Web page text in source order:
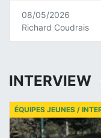
08/05/2026
Richard Coudrais
INTERVIEW
ÉQUIPES JEUNES /